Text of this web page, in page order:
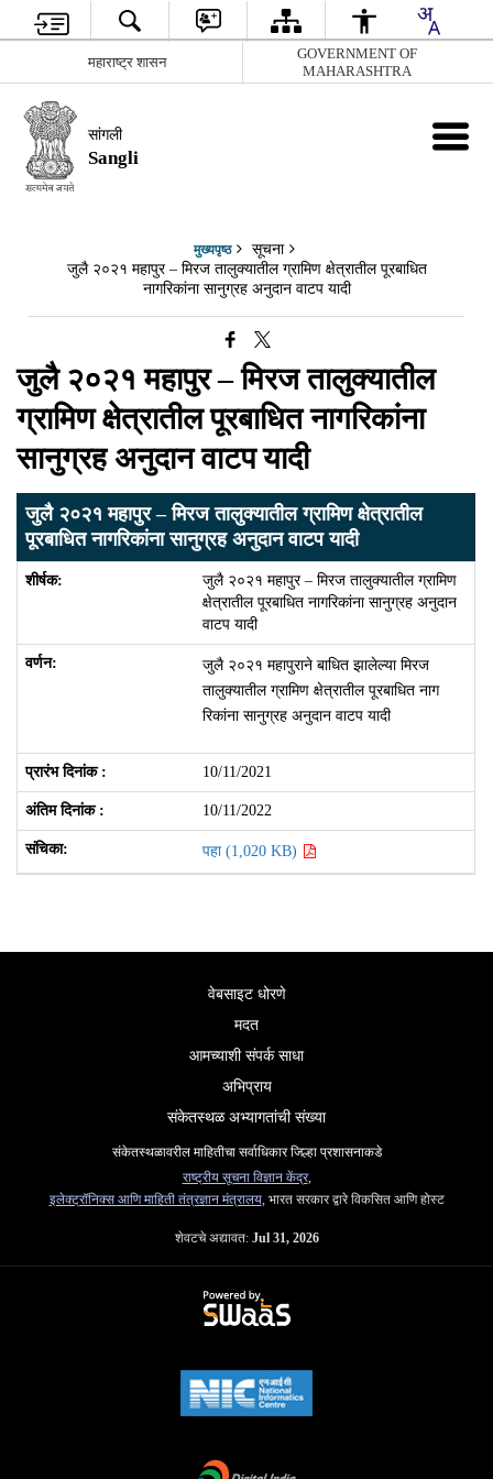
महाराष्ट्र शासन
GOVERNMENT OF
MAHARASHTRA
सांगली
Sangli
मुख्यपृष्ठ
सूचना
जुलै २०२१ महापुर – मिरज तालुक्यातील ग्रामिण क्षेत्रातील पूरबाधित
नागरिकांना सानुग्रह अनुदान वाटप यादी
जुलै २०२१ महापुर – मिरज तालुक्यातील
ग्रामिण क्षेत्रातील पूरबाधित नागरिकांना
सानुग्रह अनुदान वाटप यादी
जुलै २०२१ महापुर – मिरज तालुक्यातील ग्रामिण क्षेत्रातील
पूरबाधित नागरिकांना सानुग्रह अनुदान वाटप यादी
जुलै २०२१ महापुर – मिरज तालुक्यातील ग्रामिण
क्षेत्रातील पूरबाधित नागरिकांना सानुग्रह अनुदान
वाटप यादी
जुलै २०२१ महापुराने बाधित झालेल्या मिरज
तालुक्यातील ग्रामिण क्षेत्रातील पूरबाधित नाग
रिकांना सानुग्रह अनुदान वाटप यादी
10/11/2021
10/11/2022
पहा (1,020 KB)
वेबसाइट धोरणे
मदत
आमच्याशी संपर्क साधा
अभिप्राय
संकेतस्थळ अभ्यागतांची संख्या
संकेतस्थळावरील माहितीचा सर्वाधिकार जिल्हा प्रशासनाकडे
राष्ट्रीय सूचना विज्ञान केंद्र,
इलेक्ट्रॉनिक्स आणि माहिती तंत्रज्ञान मंत्रालय, भारत सरकार द्वारे विकसित आणि होस्ट
शेवटचे अद्यावत: Jul 31, 2026